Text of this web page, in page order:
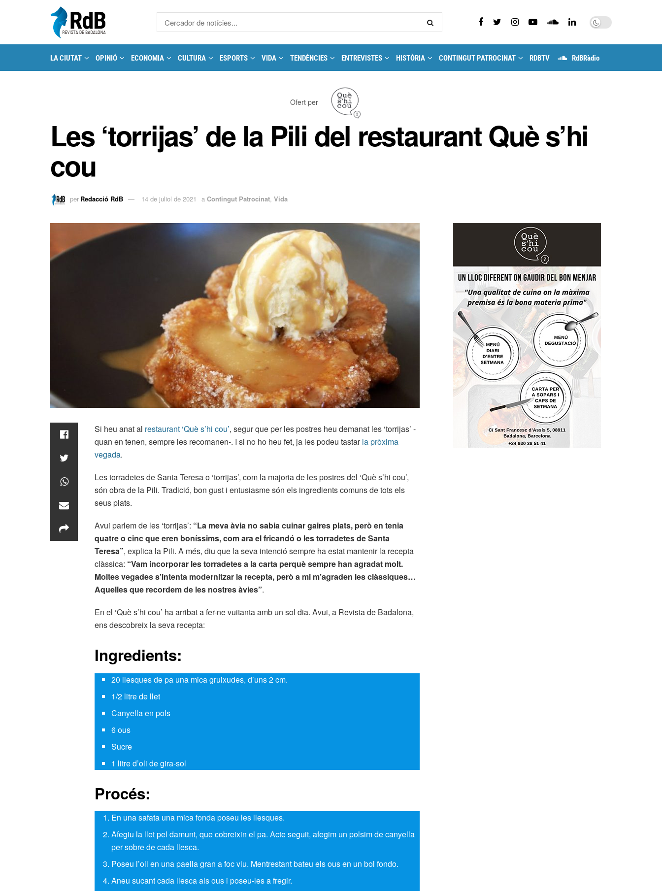
LA CIUTAT OPINIÓ ECONOMIA CULTURA ESPORTS VIDA TENDÈNCIES ENTREVISTES HISTÒRIA CONTINGUT PATROCINAT RDBTV RdBRàdio
Ofert per
Les ‘torrijas’ de la Pili del restaurant Què s’hi
cou
per Redacció RdB 14 de juliol de 2021 a Contingut Patrocinat,Vida
Si heu anat al restaurant ‘Què s’hi cou’, segur que per les postres heu demanat les ‘torrijas’ -
quan en tenen, sempre les recomanen-. I si no ho heu fet, ja les podeu tastarla pròxima
vegada.
Les torradetes de Santa Teresa o ‘torrijas’, com la majoria de les postres del ‘Què s’hi cou’,
són obra de la Pili. Tradició, bon gust i entusiasme són els ingredients comuns de tots els
seus plats.
Avui parlem de les ‘torrijas’: “La meva àvia no sabia cuinar gaires plats, però en tenia
quatre o cinc que eren boníssims, com ara el fricandó o les torradetes de Santa
Teresa”, explica la Pili. A més, diu que la seva intenció sempre ha estat mantenir la recepta
clàssica: “Vam incorporar les torradetes a la carta perquè sempre han agradat molt.
Moltes vegades s’intenta modernitzar la recepta, però a mi m’agraden les clàssiques…
Aquelles que recordem de les nostres àvies”.
En el ‘Què s’hi cou’ ha arribat a fer-ne vuitanta amb un sol dia. Avui, a Revista de Badalona,
ens descobreix la seva recepta:
Ingredients:
20 llesques de pa una mica gruixudes, d’uns 2 cm.
1/2 litre de llet
Canyella en pols
6 ous
Sucre
1 litre d’oli de gira-sol
Procés:
En una safata una mica fonda poseu les llesques.
Afegiu la llet pel damunt, que cobreixin el pa. Acte seguit, afegim un polsim de canyella
per sobre de cada llesca.
Poseu l’oli en una paella gran a foc viu. Mentrestant bateu els ous en un bol fondo.
Aneu sucant cada llesca als ous i poseu-les a fregir.